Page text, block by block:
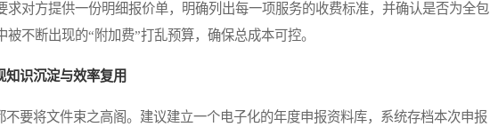
求对方提供一份明细报价单，明确列出每一项服务的收费标准，并确认是否为全包
不断出现的“附加费”打乱预算，确保总成本可控。
知识沉淀与效率复用
要将文件束之高阁。建议建立一个电子化的年度申报资料库，系统存档本次申报